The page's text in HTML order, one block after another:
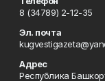
8 (34789) 2-12-35
Эл. почта
Адрес
Республика